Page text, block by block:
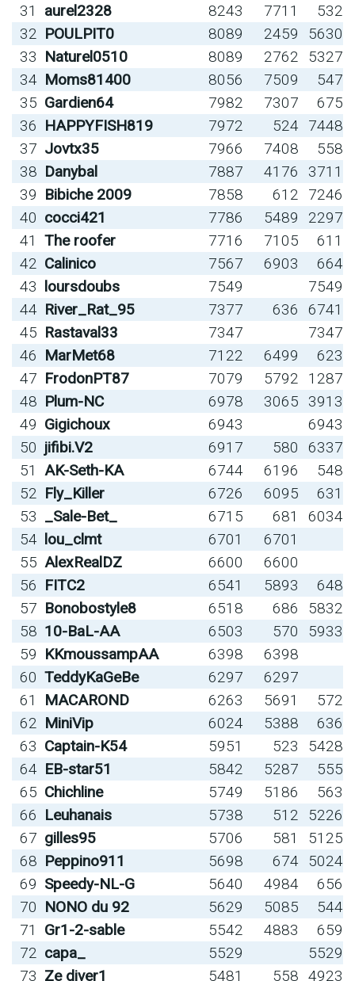
31
aurel2328 8243 7711
532
32 POULPIT0 8089 2459
5630
33 Naturel0510 8089 2762
5327
34 Moms81400 8056 7509
547
35 Gardien64 7982 7307
675
36 HAPPYFISH819 7972 524
7448
37 Jovtx35 7966 7408
558
38 Danybal 7887 4176
3711
39 Bibiche 2009 7858 612
7246
40 cocci421 7786 5489
2297
41
The roofer 7716 7105
611
42 Calinico 7567 6903
664
43 loursdoubs 7549
7549
44 River_Rat_95 7377 636
6741
45 Rastaval33 7347
7347
46 MarMet68 7122 6499
623
47 FrodonPT87 7079 5792
1287
48 Plum-NC 6978 3065
3913
49 Gigichoux 6943
6943
50 jifibi.V2 6917 580
6337
51
AK-Seth-KA 6744 6196
548
52 Fly_Killer 6726 6095
631
53 _Sale-Bet_ 6715 681
6034
54 lou_clmt 6701
6701
55 AlexRealDZ 6600
6600
56 FITC2 6541 5893
648
57 Bonobostyle8 6518 686
5832
58 10-BaL-AA 6503 570
5933
59 KKmoussampAA 6398
6398
60 TeddyKaGeBe 6297
6297
61
MACAROND 6263 5691
572
62 MiniVip 6024 5388
636
63 Captain-K54 5951 523
5428
64 EB-star51 5842 5287
555
65 Chichline 5749 5186
563
66 Leuhanais 5738 512
5226
67 gilles95 5706 581
5125
68 Peppino911 5698 674
5024
69 Speedy-NL-G 5640 4984
656
70 NONO du 92 5629 5085
544
71
Gr1-2-sable 5542 4883
659
72 capa_ 5529
5529
73 Ze diver1 5481 558 4923